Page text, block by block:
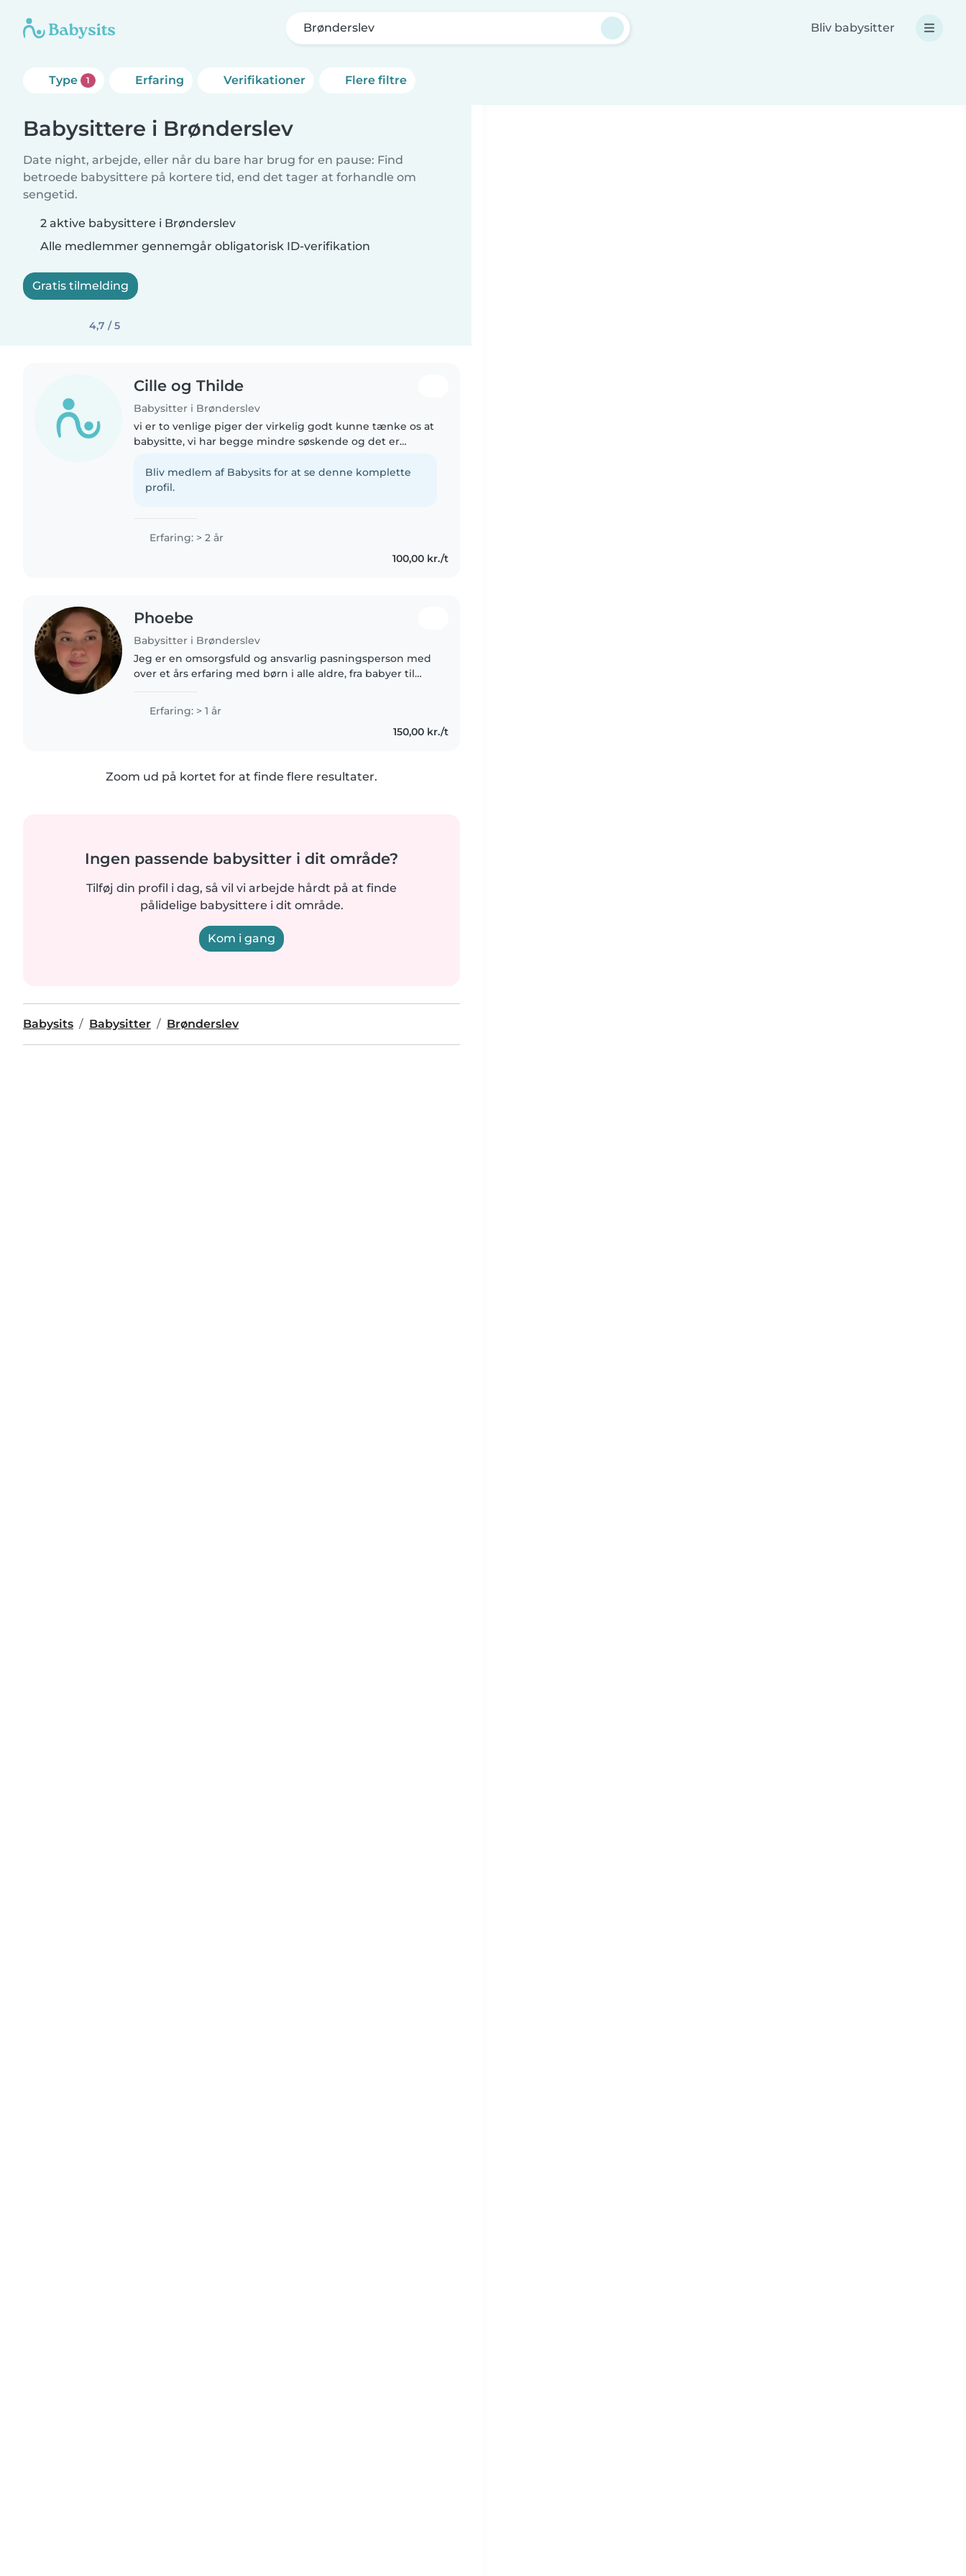
Brønderslev Bliv babysitter
Type 1 Erfaring Verifikationer Flere filtre
Babysittere i Brønderslev
Date night, arbejde, eller når du bare har brug for en pause: Find
betroede babysittere på kortere tid, end det tager at forhandle om
sengetid.
2 aktive babysittere i Brønderslev
Alle medlemmer gennemgår obligatorisk ID-verifikation
Gratis tilmelding
4,7 / 5
Cille og Thilde
Babysitter i Brønderslev
vi er to venlige piger der virkelig godt kunne tænke os at
babysitte, vi har begge mindre søskende og det er
virkelig gerne..
Bliv medlem af Babysits for at se denne komplette
profil.
Erfaring: > 2 år
100,00 kr./t
Phoebe
Babysitter i Brønderslev
Jeg er en omsorgsfuld og ansvarlig pasningsperson med
over et års erfaring med børn i alle aldre, fra babyer til
hjælpe med små..
Erfaring: > 1 år
150,00 kr./t
Zoom ud på kortet for at finde flere resultater.
Ingen passende babysitter i dit område?
Tilføj din profil i dag, så vil vi arbejde hårdt på at finde
pålidelige babysittere i dit område.
Kom i gang
Babysits Babysitter Brønderslev